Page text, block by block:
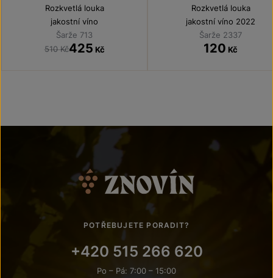
Rozkvetlá louka
jakostní víno
Šarže 713
510 Kč425 Kč
Rozkvetlá louka
jakostní víno 2022
Šarže 2337
120 Kč
POTŘEBUJETE PORADIT?
+420 515 266 620
Po – Pá: 7:00 – 15:00